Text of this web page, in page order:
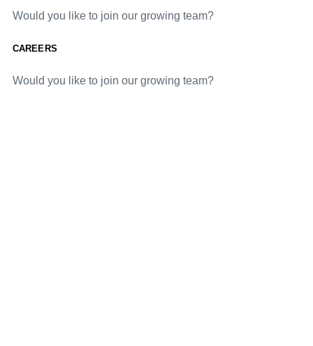
Would you like to join our growing team?
CAREERS
Would you like to join our growing team?